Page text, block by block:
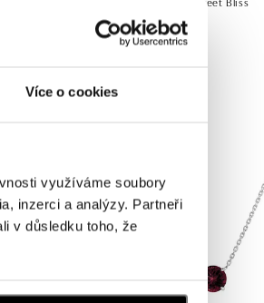
Více o cookies
využíváme soubory
inzerci a analýzy. Partneři
v důsledku toho, že
od 538 €